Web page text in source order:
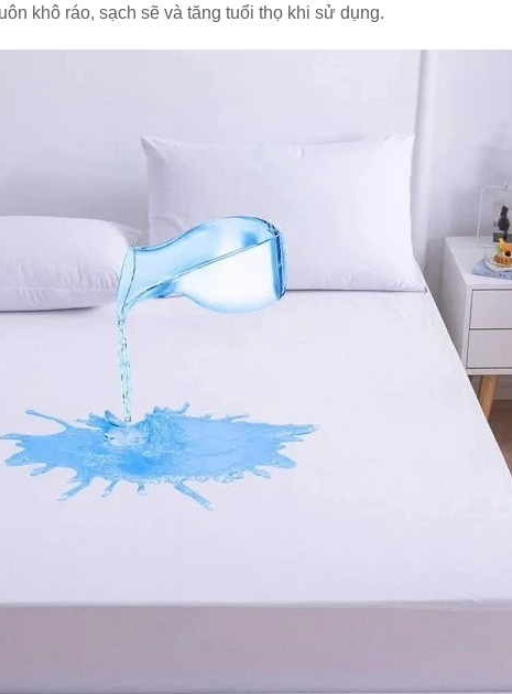
khô ráo, sạch sẽ và tăng tuổi thọ khi sử dụng.